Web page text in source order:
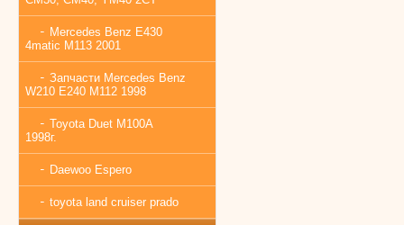
Mercedes Benz E430
4matic M113 2001
Запчасти Mercedes Benz
W210 E240 M112 1998
Toyota Duet M100A
1998г.
Daewoo Espero
toyota land cruiser prado